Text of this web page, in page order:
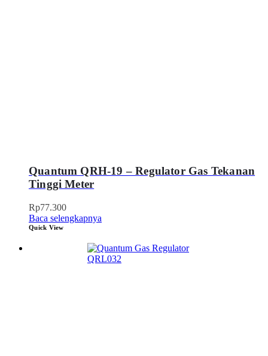
Quantum QRH-19 – Regulator Gas Tekanan
Tinggi Meter
Rp77.300
Baca selengkapnya
Quick View